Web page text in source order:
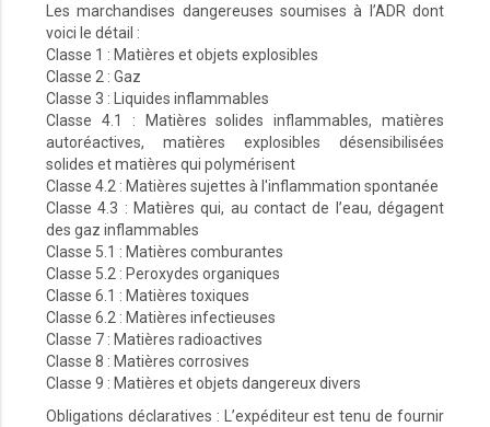
Les marchandises dangereuses soumises à l’ADR dont
voici le détail :
Classe 1 : Matières et objets explosibles
Classe 2 : Gaz
Classe 3 : Liquides inflammables
Classe 4.1 : Matières solides inflammables, matières
autoréactives, matières explosibles désensibilisées
solides et matières qui polymérisent
Classe 4.2 : Matières sujettes à l'inflammation spontanée
Classe 4.3 : Matières qui, au contact de l’eau, dégagent
des gaz inflammables
Classe 5.1 : Matières comburantes
Classe 5.2 : Peroxydes organiques
Classe 6.1 : Matières toxiques
Classe 6.2 : Matières infectieuses
Classe 7 : Matières radioactives
Classe 8 : Matières corrosives
Classe 9 : Matières et objets dangereux divers
Obligations déclaratives : L’expéditeur est tenu de fournir